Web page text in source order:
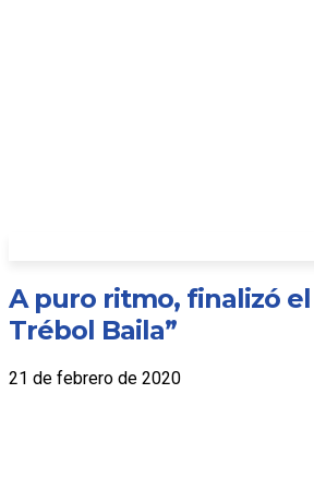
A puro ritmo, finalizó el
Trébol Baila”
21 de febrero de 2020